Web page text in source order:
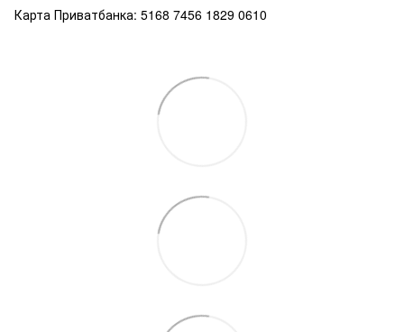
Карта Приватбанка: 5168 7456 1829 0610